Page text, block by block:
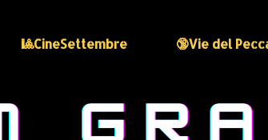
🎱CineSettembre 🔞Vie del